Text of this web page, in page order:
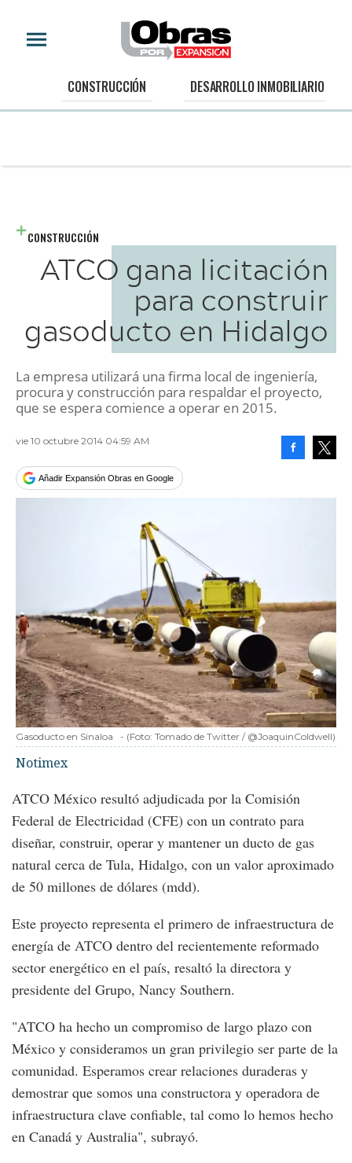
CONSTRUCCIÓN DESARROLLO INMOBILIARIO
CONSTRUCCIÓN
ATCO gana licitación
para construir
gasoducto en Hidalgo
La empresa utilizará una firma local de ingeniería,
procura y construcción para respaldar el proyecto,
que se espera comience a operar en 2015.
vie 10 octubre 2014 04:59 AM
Añadir Expansión Obras en Google
Gasoducto en Sinaloa - (Foto: Tomado de Twitter / @JoaquinColdwell)
Notimex
ATCO México resultó adjudicada por la Comisión
Federal de Electricidad (CFE) con un contrato para
diseñar, construir, operar y mantener un ducto de gas
natural cerca de Tula, Hidalgo, con un valor aproximado
de 50 millones de dólares (mdd).
Este proyecto representa el primero de infraestructura de
energía de ATCO dentro del recientemente reformado
sector energético en el país, resaltó la directora y
presidente del Grupo, Nancy Southern.
"ATCO ha hecho un compromiso de largo plazo con
México y consideramos un gran privilegio ser parte de la
comunidad. Esperamos crear relaciones duraderas y
demostrar que somos una constructora y operadora de
infraestructura clave confiable, tal como lo hemos hecho
en Canadá y Australia", subrayó.